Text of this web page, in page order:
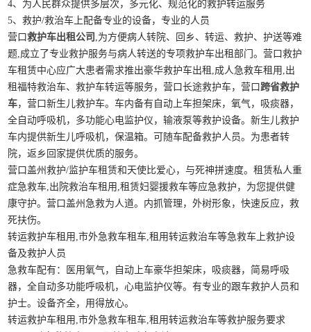
4、为人民群众提供多层次，多元化、规范化的救护转运服务
5、救护/救治车上配备专业的设备，专业的人员
营口救护车出租公司 ,为方便病人转院、回乡、转运、救护、护送等难
题,成立了专业救护服务与病人转送的专项救护车出租部门。营口救护
车租赁中心应广大患者需求推出豪华救护车出租,成人急救车租用,出
租福特救治车、救护车转运等服务，营口长途救护车，营口跨省救护
车，营口新生儿救护车。车内备有自动上车担架床，氧气，吸痰器，
全自动呼吸机，多功能心电监护仪，输液泵等救护设备。新生儿救护
车内提供新生儿呼吸机，保温箱。可随车配备救护人员。为患者转
院，返乡回家提供优质的服务。
营口盖州救护/监护车租赁和天使比爱心，与死神拼速度。租赁私人重
症急救车,出院救治车租用,租赁妇婴援救车等应急救护，为您提供健
康守护。营口盖州急救为人道。内抓管理，外树形象，快速反应，救
死扶伤。
转运救护车租用,市外急救车租车,租用转运救治车等急救车上救护设
备及救护人员
急救车配有：医用氧气，自动上车豪华担架床，吸痰器，简易呼吸
器，全自动多功能呼吸机，心电监护仪等。有专业的跟车救护人员和
护士。设备齐全，用得放心。
转运救护车租用,市外急救车租车,租用转运救治车等救护服务要求